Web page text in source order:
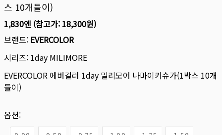
스 10개들이)
1,830엔 (참고가: 18,300원)
브랜드: EVERCOLOR
시리즈: 1day MILIMORE
EVERCOLOR 에버컬러 1day 밀리모어 나마이키슈가(1박스 10개
들이)
옵션: